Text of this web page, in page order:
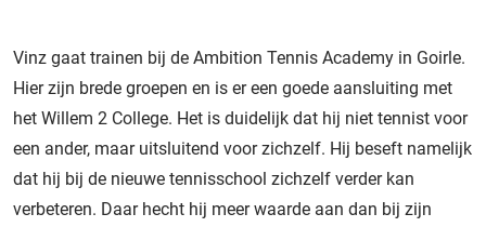
Vinz gaat trainen bij de Ambition Tennis Academy in Goirle.
Hier zijn brede groepen en is er een goede aansluiting met
het Willem 2 College. Het is duidelijk dat hij niet tennist voor
een ander, maar uitsluitend voor zichzelf. Hij beseft namelijk
dat hij bij de nieuwe tennisschool zichzelf verder kan
verbeteren. Daar hecht hij meer waarde aan dan bij zijn